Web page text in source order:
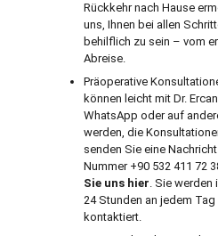
Rückkehr nach Hause
uns, Ihnen bei allen
behilflich zu sein – vom
Abreise.
Präoperative
können leicht mit Dr.
WhatsApp oder auf
werden, die
senden Sie eine
Nummer +90 532 411 72
Sie uns hier. Sie werden
24 Stunden an jedem
kontaktiert.